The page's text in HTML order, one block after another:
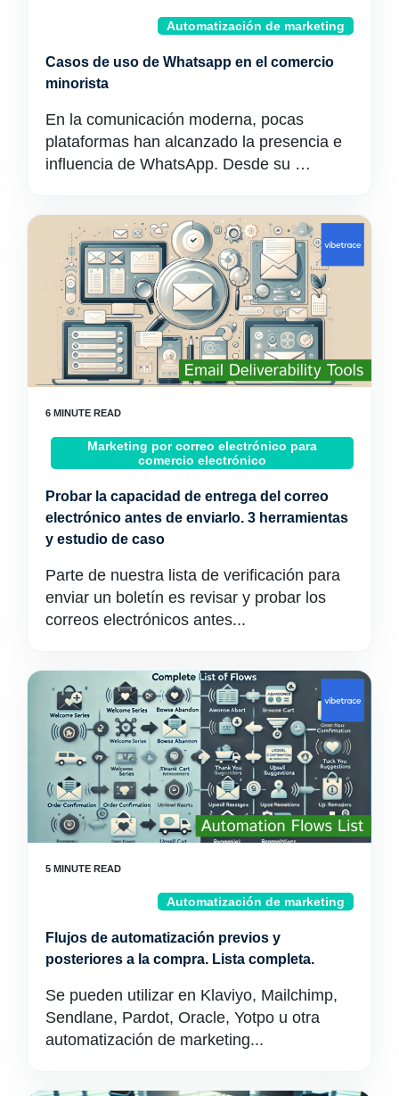
Automatización de marketing
Casos de uso de Whatsapp en el comercio
minorista
En la comunicación moderna, pocas
plataformas han alcanzado la presencia e
influencia de WhatsApp. Desde su …
Marketing por correo electrónico para
comercio electrónico
Probar la capacidad de entrega del correo
electrónico antes de enviarlo. 3 herramientas
y estudio de caso
Parte de nuestra lista de verificación para
enviar un boletín es revisar y probar los
correos electrónicos antes...
Automatización de marketing
Flujos de automatización previos y
posteriores a la compra. Lista completa.
Se pueden utilizar en Klaviyo, Mailchimp,
Sendlane, Pardot, Oracle, Yotpo u otra
automatización de marketing...